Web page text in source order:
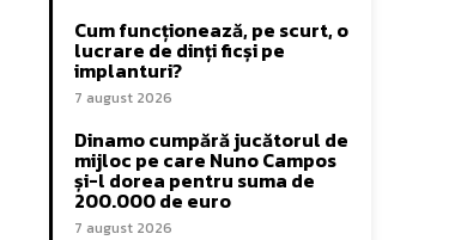
Cum funcționează, pe scurt, o
lucrare de dinți ficși pe
implanturi?
7 august 2026
Dinamo cumpără jucătorul de
mijloc pe care Nuno Campos
și-l dorea pentru suma de
200.000 de euro
7 august 2026